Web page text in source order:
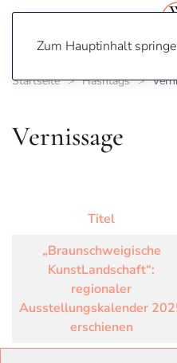
Zum Hauptinhalt
Startseite Hashtags
Vernissage
Titel
„Braunschweigische
KunstLandschaft“:
regionaler
Ausstellungskalender
erschienen